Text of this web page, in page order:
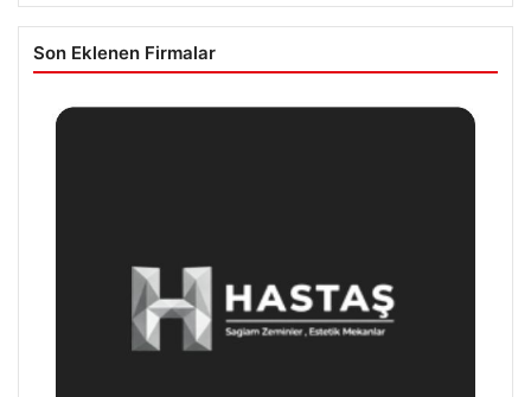
Son Eklenen Firmalar